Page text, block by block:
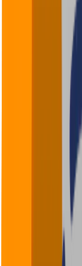
Apetite
atividades físicas.
👩 Mulheres
120g e
Preferência
especialmente
👶 Crianças
Porções
É importante
📌 E lembre-se: o
em proteína (como
que uma porção